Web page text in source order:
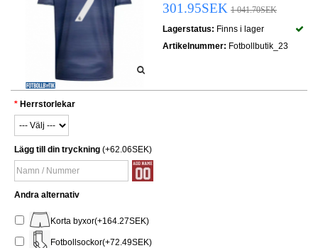
301.95SEK 1 041.70SEK
Lagerstatus: Finns i lager
Artikelnummer: Fotbollbutik_23
Herrstorlekar
Lägg till din tryckning (+62.06SEK)
Andra alternativ
Korta byxor(+164.27SEK)
Fotbollsockor(+72.49SEK)